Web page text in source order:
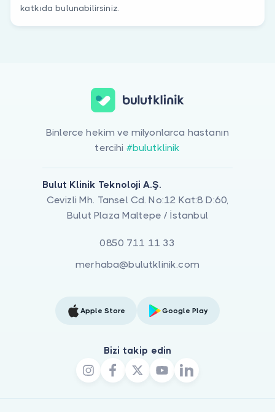
katkıda bulunabilirsiniz.
Binlerce hekim ve milyonlarca hastanın
tercihi #bulutklinik
Bulut Klinik Teknoloji A.Ş.
Cevizli Mh. Tansel Cd. No:12 Kat:8 D:60,
Bulut Plaza Maltepe / İstanbul
0850 711 11 33
merhaba@bulutklinik.com
Apple Store Google Play
Bizi takip edin